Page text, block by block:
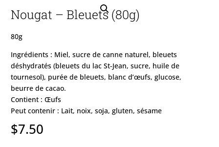
Nougat – Bleuets (80g)
80g
Ingrédients : Miel, sucre de canne naturel, bleuets
déshydratés (bleuets du lac St-Jean, sucre, huile de
tournesol), purée de bleuets, blanc d’œufs, glucose,
beurre de cacao.
Contient : Œufs
Peut contenir : Lait, noix, soja, gluten, sésame
$7.50